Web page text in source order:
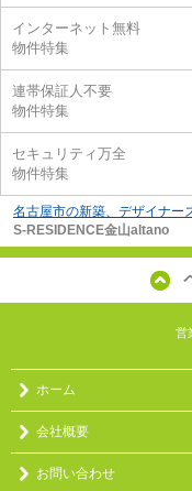
インターネット無料
物件特集
連帯保証人不要
物件特集
セキュリティ万全
物件特集
名古屋市の新築、デザイナー
S-RESIDENCE金山altano
営
ホーム
会社概要
お問い合わせ